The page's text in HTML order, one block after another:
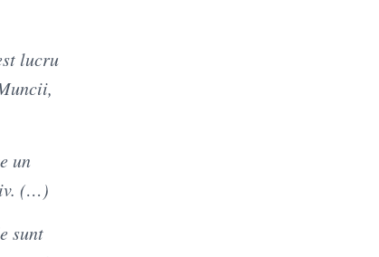
lucru
un
(…)
sunt